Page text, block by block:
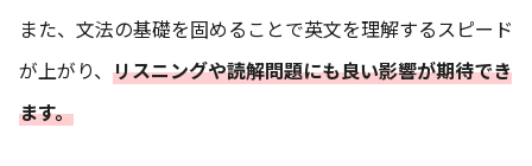
また、文法の基礎を固めることで英文を理解するスピード
が上がり、 リスニングや読解問題にも良い影響が期待でき
ます。